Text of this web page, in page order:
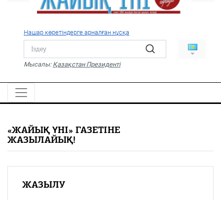
Дені сау ұлт
Спорт
Жалын
PDF
«Жайық үні» — 33 жыл
Каталог
Нашар көретіндерге арналған нұсқа
Мысалы: Қазақстан Президенті
«ЖАЙЫҚ ҮНІ» ГАЗЕТІНЕ
ЖАЗЫЛАЙЫҚ!
ЖАЗЫЛУ